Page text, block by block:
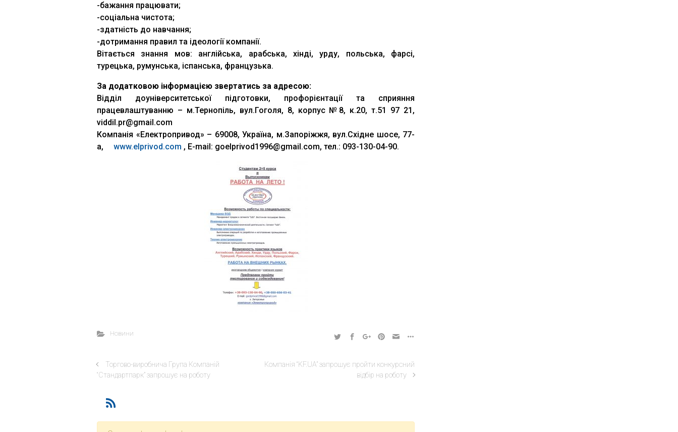
-бажання працювати;
-соціальна чистота;
-здатність до навчання;
-дотримання правил та ідеології компанії.
Вітається знання мов: англійська, арабська, хінді, урду, польська, фарсі,
турецька, румунська, іспанська, французька.
За додатковою інформацією звертатись за адресою:
Відділ доуніверситетської підготовки, профорієнтації та сприяння
працевлаштуванню – м.Тернопіль, вул.Гоголя, 8, корпус №8, к.20, т.51 97 21,
viddil.pr@gmail.com
Компанія «Електропривод» – 69008, Україна, м.Запоріжжя, вул.Східне шосе, 77-
а, www.elprivod.com , Е-mail: goelprivod1996@gmail.com, тел.: 093-130-04-90.
Новини
Торгово-виробнича Група Компаній
“Стандартпарк” запрошує на роботу
Компанія “KF.UA” запрошує пройти конкурсний
відбір на роботу